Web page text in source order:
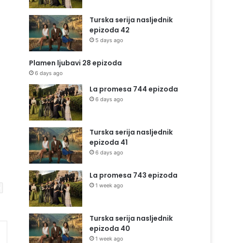
Turska serija nasljednik
epizoda 42
5 days ago
Plamen ljubavi 28 epizoda
6 days ago
La promesa 744 epizoda
6 days ago
Turska serija nasljednik
epizoda 41
6 days ago
La promesa 743 epizoda
1 week ago
Turska serija nasljednik
epizoda 40
1 week ago